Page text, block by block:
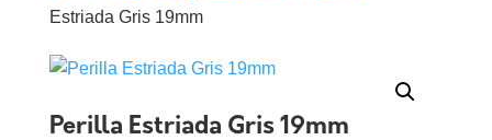
Estriada Gris 19mm
Perilla Estriada Gris 19mm